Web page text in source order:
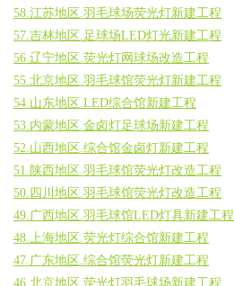
58.江苏地区.羽毛球场荧光灯新建工程
57.吉林地区.足球场LED灯光新建工程
56.辽宁地区.荧光灯网球场改造工程
55.北京地区.羽毛球馆荧光灯新建工程
54.山东地区.LED综合馆新建工程
53.内蒙地区.金卤灯足球场新建工程
52.山西地区.综合馆金卤灯新建工程
51.陕西地区.羽毛球馆荧光灯改造工程
50.四川地区.羽毛球馆荧光灯改造工程
49.广西地区.羽毛球馆LED灯具新建工程
48.上海地区.荧光灯综合馆新建工程
47.广东地区.综合馆荧光灯新建工程
46.北京地区.荧光灯羽毛球场新建工程